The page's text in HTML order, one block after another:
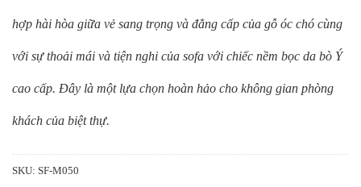
hợp hài hòa giữa vẻ sang trọng và đẳng cấp của gỗ óc chó cùng
với sự thoải mái và tiện nghi của sofa với chiếc nềm bọc da bò Ý
cao cấp. Đây là một lựa chọn hoàn hảo cho không gian phòng
khách của biệt thự.
SKU: SF-M050